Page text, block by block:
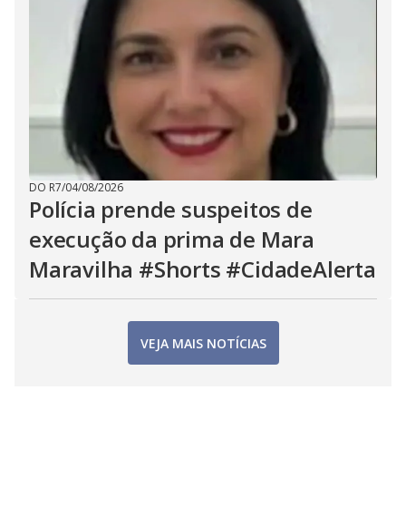
DO R7/04/08/2026
Polícia prende suspeitos de
execução da prima de Mara
Maravilha #Shorts #CidadeAlerta
VEJA MAIS NOTÍCIAS